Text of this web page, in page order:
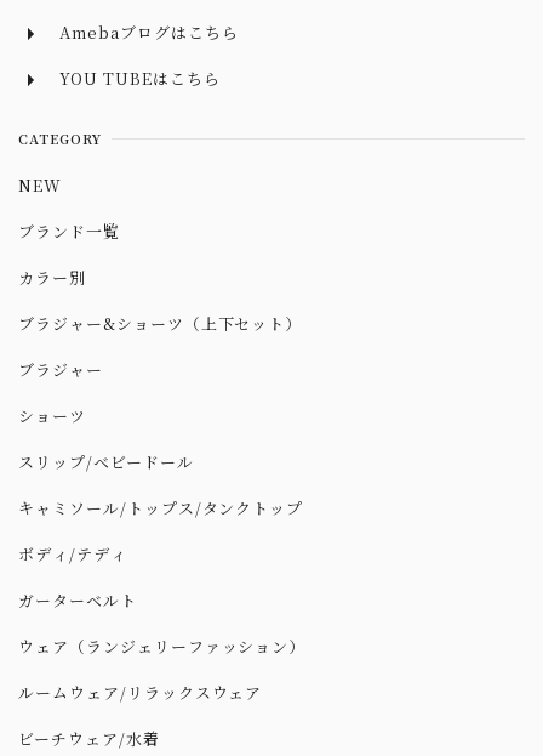
Amebaブログはこちら
YOU TUBEはこちら
CATEGORY
NEW
ブランド一覧
カラー別
ブラジャー&ショーツ（上下セット）
ブラジャー
ショーツ
スリップ/ベビードール
キャミソール/トップス/タンクトップ
ボディ/テディ
ガーターベルト
ウェア（ランジェリーファッション）
ルームウェア/リラックスウェア
ビーチウェア/水着